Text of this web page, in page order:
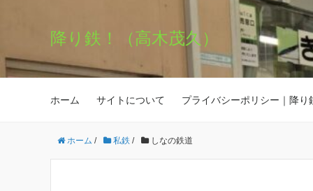
降り鉄！（高木茂久）
ホーム サイトについて プライバシーポリシー｜降り
ホーム / 私鉄 / しなの鉄道